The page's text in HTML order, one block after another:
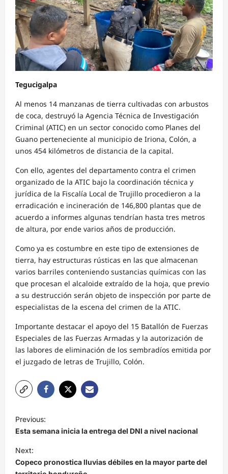
Tegucigalpa
Al menos 14 manzanas de tierra cultivadas con arbustos
de coca, destruyó la Agencia Técnica de Investigación
Criminal (ATIC) en un sector conocido como Planes del
Guano perteneciente al municipio de Iriona, Colón, a
unos 454 kilómetros de distancia de la capital.
Con ello, agentes del departamento contra el crimen
organizado de la ATIC bajo la coordinación técnica y
jurídica de la Fiscalía Local de Trujillo procedieron a la
erradicación e incineración de 146,800 plantas que de
acuerdo a informes algunas tendrían hasta tres metros
de altura, por ende varios años de producción.
Como ya es costumbre en este tipo de extensiones de
tierra, hay estructuras rústicas en las que almacenan
varios barriles conteniendo sustancias químicas con las
que procesan el alcaloide extraído de la hoja, que previo
a su destrucción serán objeto de inspección por parte de
especialistas de la escena del crimen de la ATIC.
Importante destacar el apoyo del 15 Batallón de Fuerzas
Especiales de las Fuerzas Armadas y la autorización de
las labores de eliminación de los sembradíos emitida por
el juzgado de letras de Trujillo, Colón.
N
a
v
e
Previous:
Esta semana inicia la entrega del DNI a nivel nacional
Next:
Copeco pronostica lluvias débiles en la mayor parte del